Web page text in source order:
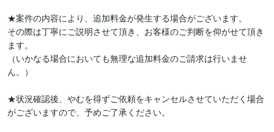
★案件の内容により、追加料金が発生する場合がございます。
その際は丁寧にご説明させて頂き、お客様のご判断を仰がせて頂き
ます。
（いかなる場合においても無理な追加料金のご請求は行いませ
ん。）
★状況確認後、やむを得ずご依頼をキャンセルさせていただく場合
がございますので、予めご了承ください。